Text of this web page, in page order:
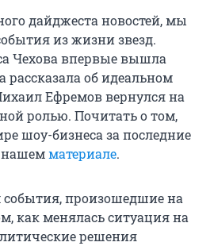
дайджеста новостей, мы
из жизни звезд.
Чехова впервые вышла
об идеальном
Ефремов вернулся на
ролью. Почитать о том,
шоу-бизнеса за последние
нашемматериале.
произошедшие на
как менялась ситуация на
решения